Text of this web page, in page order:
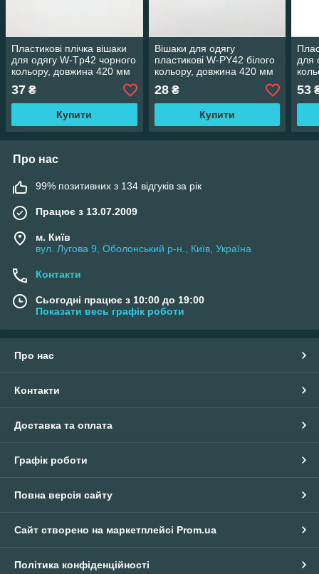
Пластикові плічка вішаки
для одягу W-Tp42 чорного
кольору, довжина 420 мм
37 ₴
Купити
Вішаки для одягу
пластикові W-PY42 білого
кольору, довжина 420 мм
28₴
Купити
для
53
Про нас
99% позитивних з 134 відгуків за рік
Працює з 13.07.2009
м. Київ
вул. Лугова 9, Оболонський р-н., Київ, Україна
Контакти
Сьогодні працює з 10:00 до 19:00
Показати весь графік роботи
Про нас
Контакти
Доставка та оплата
Графік роботи
Повна версія сайту
Сайт створено на маркетплейсі Prom.ua
Політика конфіденційності